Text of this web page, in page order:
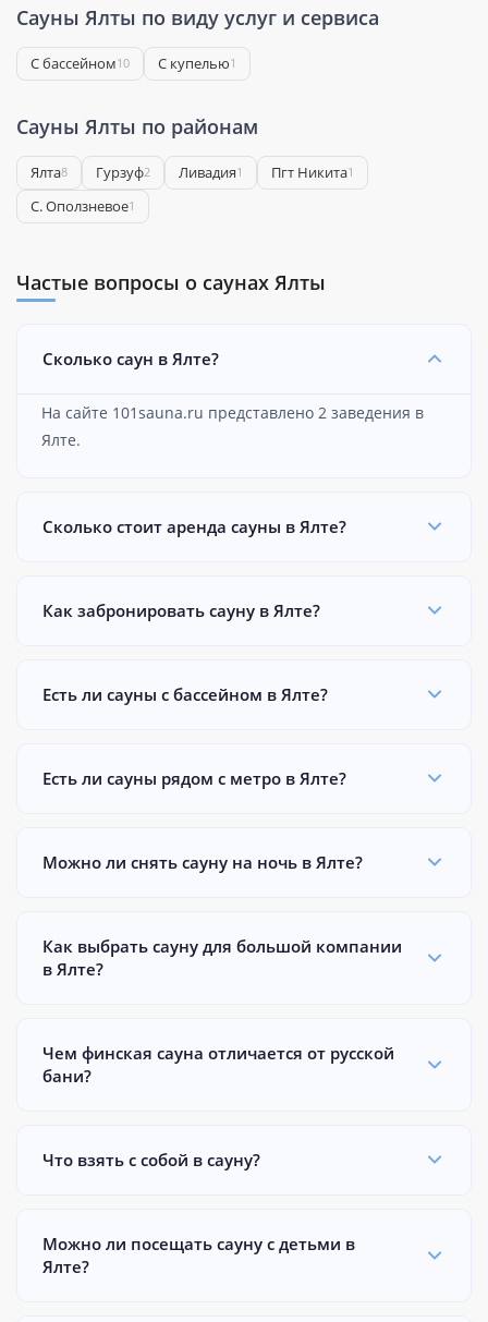
Сауны Ялты по виду услуг и сервиса
С бассейном10 С купелью1
Сауны Ялты по районам
Ялта8 Гурзуф2 Ливадия1 Пгт Никита1
С. Оползневое1
Частые вопросы о саунах Ялты
Сколько саун в Ялте?
На сайте 101sauna.ru представлено 2 заведения в
Ялте.
Сколько стоит аренда сауны в Ялте?
Как забронировать сауну в Ялте?
Есть ли сауны с бассейном в Ялте?
Есть ли сауны рядом с метро в Ялте?
Можно ли снять сауну на ночь в Ялте?
Как выбрать сауну для большой компании
в Ялте?
Чем финская сауна отличается от русской
бани?
Что взять с собой в сауну?
Можно ли посещать сауну с детьми в
Ялте?